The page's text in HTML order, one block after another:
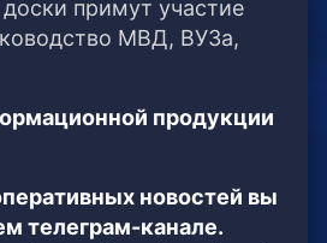
примут участие
МВД, ВУЗа,
продукции
новостей вы
телеграм-канале.